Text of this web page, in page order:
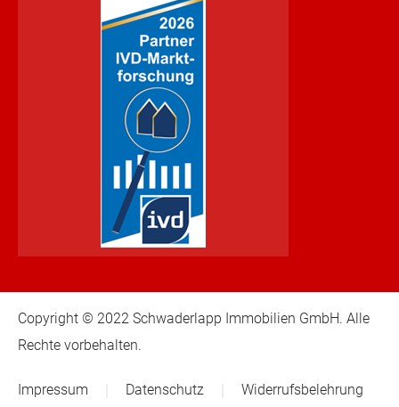
Copyright © 2022 Schwaderlapp Immobilien GmbH. Alle
Rechte vorbehalten.
Impressum Datenschutz Widerrufsbelehrung